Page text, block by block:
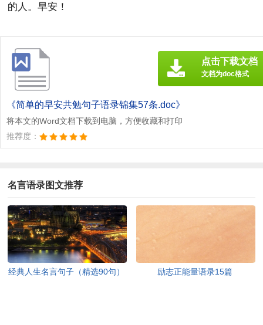
的人。早安！
《简单的早安共勉句子语录锦集57条.doc》
将本文的Word文档下载到电脑，方便收藏和打印
推荐度：
点击下载文档
文档为doc格式
名言语录图文推荐
经典人生名言句子（精选90句） 励志正能量语录15篇